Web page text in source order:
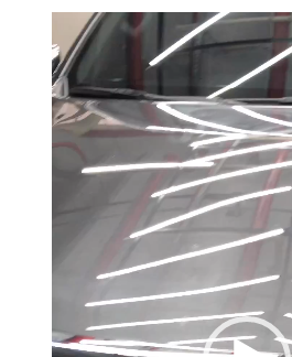
de
vídeo